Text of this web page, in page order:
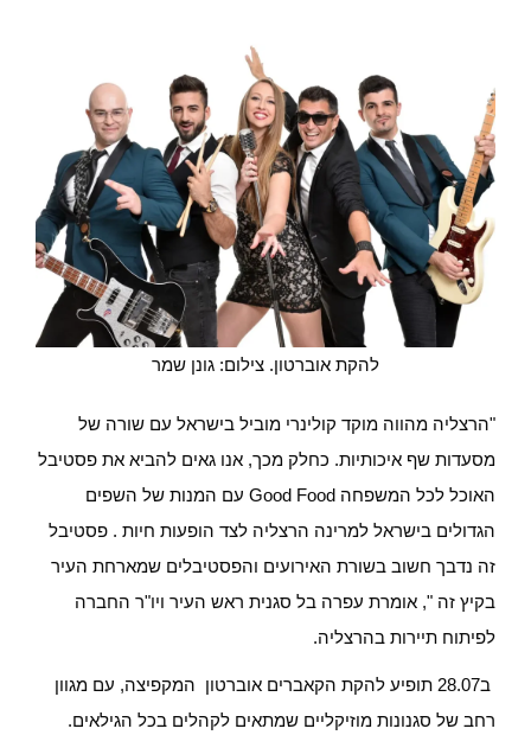
להקת אוברטון. צילום: גונן שמר
"הרצליה מהווה מוקד קולינרי מוביל בישראל עם שורה של
מסעדות שף איכותיות. כחלק מכך, אנו גאים להביא את פסטיבל
האוכל לכל המשפחה Good Food עם המנות של השפים
הגדולים בישראל למרינה הרצליה לצד הופעות חיות . פסטיבל
זה נדבך חשוב בשורת האירועים והפסטיבלים שמארחת העיר
בקיץ זה ", אומרת עפרה בל סגנית ראש העיר ויו"ר החברה
לפיתוח תיירות בהרצליה.
ב28.07 תופיע להקת הקאברים אוברטון המקפיצה, עם מגוון
רחב של סגנונות מוזיקליים שמתאים לקהלים בכל הגילאים.